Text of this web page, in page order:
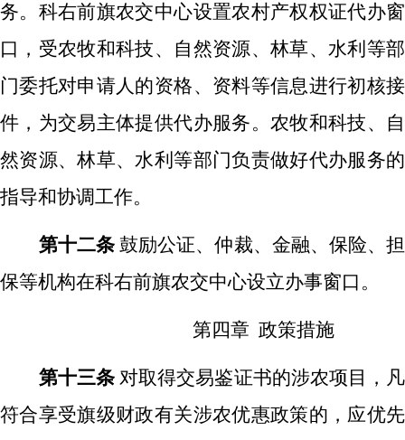
务。科右前旗农交中心设置农村产权权证代办窗
口，受农牧和科技、自然资源、林草、水利等部
门委托对申请人的资格、资料等信息进行初核接
件，为交易主体提供代办服务。农牧和科技、自
然资源、林草、水利等部门负责做好代办服务的
指导和协调工作。
第十二条 鼓励公证、仲裁、金融、保险、担
保等机构在科右前旗农交中心设立办事窗口。
第四章 政策措施
第十三条 对取得交易鉴证书的涉农项目，凡
符合享受旗级财政有关涉农优惠政策的，应优先